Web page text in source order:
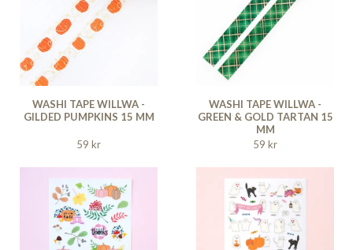
WASHI TAPE WILLWA -
GILDED PUMPKINS 15 MM
59 kr
WASHI TAPE WILLWA -
GREEN & GOLD TARTAN 15
MM
59 kr